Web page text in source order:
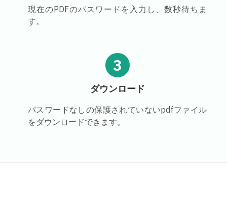
現在のPDFのパスワードを入力し、数秒待ちま
す。
3
ダウンロード
パスワードなしの保護されていないpdfファイル
をダウンロードできます。